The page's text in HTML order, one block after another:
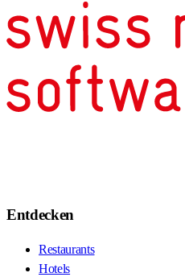
Entdecken
Restaurants
Hotels